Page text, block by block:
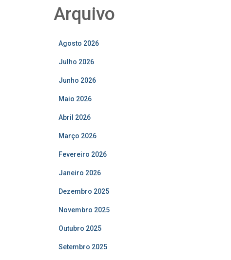
Arquivo
Agosto 2026
Julho 2026
Junho 2026
Maio 2026
Abril 2026
Março 2026
Fevereiro 2026
Janeiro 2026
Dezembro 2025
Novembro 2025
Outubro 2025
Setembro 2025